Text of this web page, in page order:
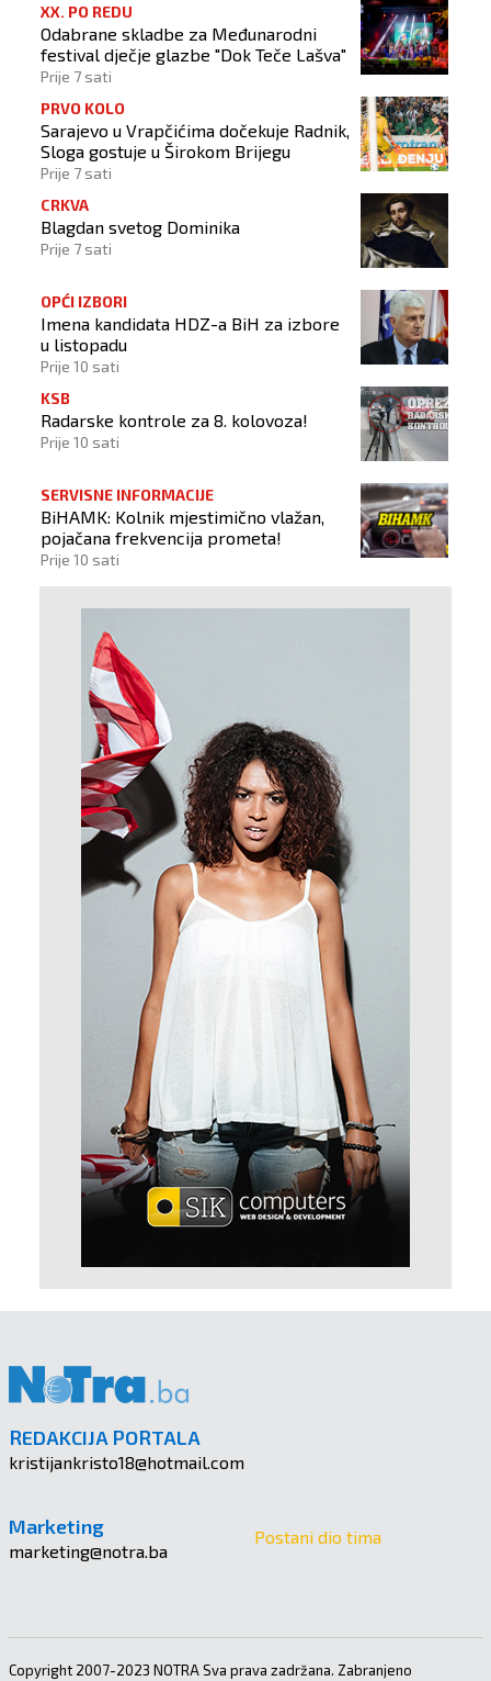
XX. PO REDU
Odabrane skladbe za Međunarodni
festival dječje glazbe "Dok Teče Lašva"
Prije 7 sati
PRVO KOLO
Sarajevo u Vrapčićima dočekuje Radnik,
Sloga gostuje u Širokom Brijegu
Prije 7 sati
CRKVA
Blagdan svetog Dominika
Prije 7 sati
OPĆI IZBORI
Imena kandidata HDZ-a BiH za izbore
u listopadu
Prije 10 sati
KSB
Radarske kontrole za 8. kolovoza!
Prije 10 sati
SERVISNE INFORMACIJE
BiHAMK: Kolnik mjestimično vlažan,
pojačana frekvencija prometa!
Prije 10 sati
REDAKCIJA PORTALA
kristijankristo18@hotmail.com
Marketing
marketing@notra.ba
Postani dio tima
Copyright 2007-2023 NOTRA Sva prava zadržana. Zabranjeno